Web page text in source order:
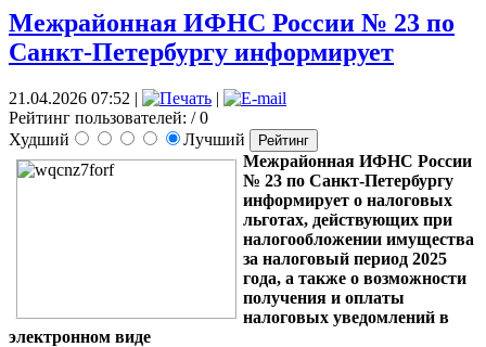
Межрайонная ИФНС России № 23 по
Санкт-Петербургу информирует
21.04.2026 07:52 |
|
Рейтинг пользователей: / 0
Худший
Лучший
Межрайонная ИФНС России
№ 23 по Санкт-Петербургу
информирует о налоговых
льготах, действующих при
налогообложении имущества
за налоговый период 2025
года, а также о возможности
получения и оплаты
налоговых уведомлений в
электронном виде